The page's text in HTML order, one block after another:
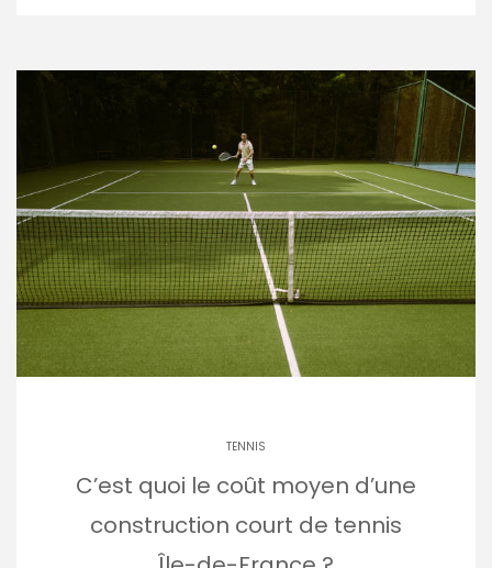
TENNIS
C’est quoi le coût moyen d’une
construction court de tennis